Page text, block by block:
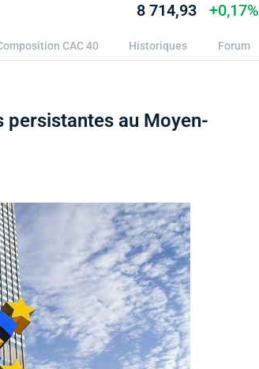
8 714,93 +0,17%
CAC 40 Historiques Forum
persistantes au Moyen-